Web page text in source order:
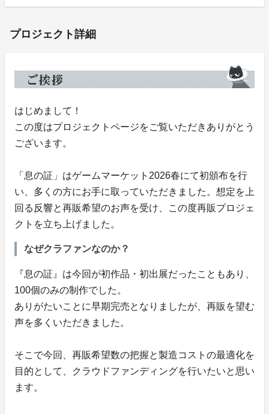
プロジェクト詳細
はじめまして！
この度はプロジェクトページをご覧いただきありがとう
ございます。
「息の証」はゲームマーケット2026春にて初頒布を行
い、多くの方にお手に取っていただきました。想定を上
回る反響と再販希望のお声を受け、この度再販プロジェ
クトを立ち上げました。
なぜクラファンなのか？
『息の証』は今回が初作品・初出展だったこともあり、
100個のみの制作でした。
ありがたいことに早期完売となりましたが、再販を望む
声を多くいただきました。
そこで今回、再販希望数の把握と製造コストの最適化を
目的として、クラウドファンディングを行いたいと思い
ます。